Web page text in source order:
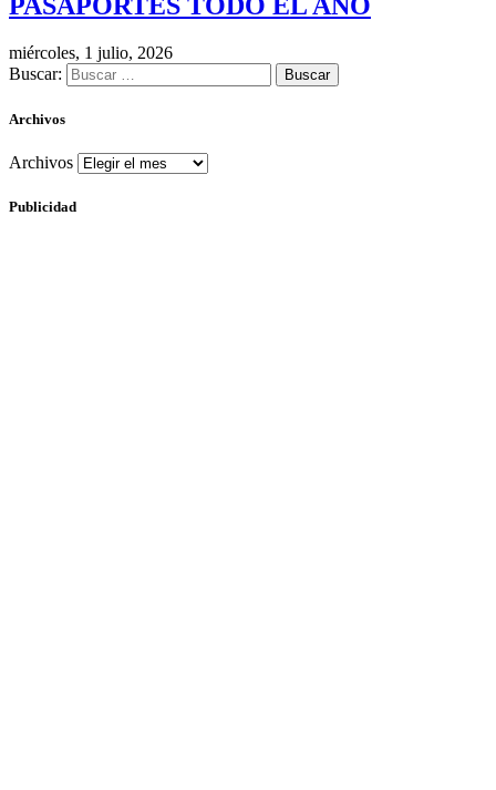
miércoles, 1 julio, 2026
Buscar:
Archivos
Archivos
Publicidad